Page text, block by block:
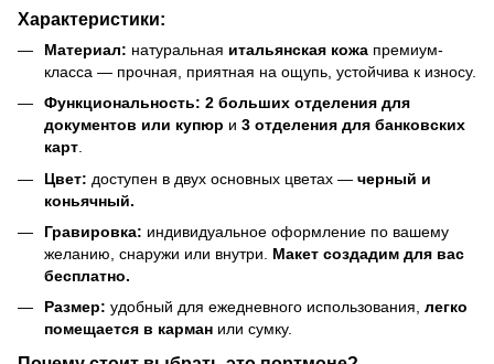
Характеристики:
Материал: натуральная итальянская кожа премиум-
класса — прочная, приятная на ощупь, устойчива к износу.
Функциональность: 2 больших отделения для
документов или купюр и 3 отделения для банковских
карт
Цвет: доступен в двух основных цветах — черный и
коньячный.
Гравировка: индивидуальное оформление по вашему
желанию, снаружи или внутри. Макет создадим для вас
бесплатно.
Размер: удобный для ежедневного использования, легко
помещается в карман или сумку.